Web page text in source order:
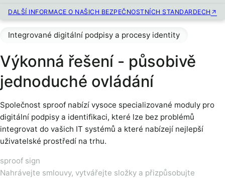
DALŠÍ INFORMACE O NAŠICH BEZPEČNOSTNÍCH STANDARDECH
Integrované digitální podpisy a procesy identity
Výkonná řešení - působivě
jednoduché ovládání
Společnost sproof nabízí vysoce specializované moduly pro
digitální podpisy a identifikaci, které lze bez problémů
integrovat do vašich IT systémů a které nabízejí nejlepší
uživatelské prostředí na trhu.
sproof sign
Nahrávejte smlouvy, vytvářejte složky a přizpůsobujte